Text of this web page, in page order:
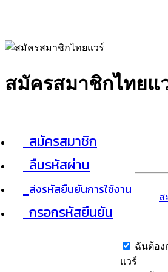
สมัครสมาชิกไทยแ
สมัครสมาชิก
ลืมรหัสผ่าน
ส่งรหัสยืนยันการใช้งาน
กรอกรหัสยืนยัน
ส
ฉันต้อง
แวร์